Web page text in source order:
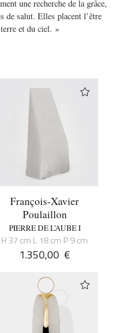
une recherche de la grâce,
de salut. Elles placent l’être
et du ciel. »
François-Xavier
Poulaillon
PIERRE DE L’AUBE I
H 37 cm L 18 cm P 9 cm
1.350,00 €